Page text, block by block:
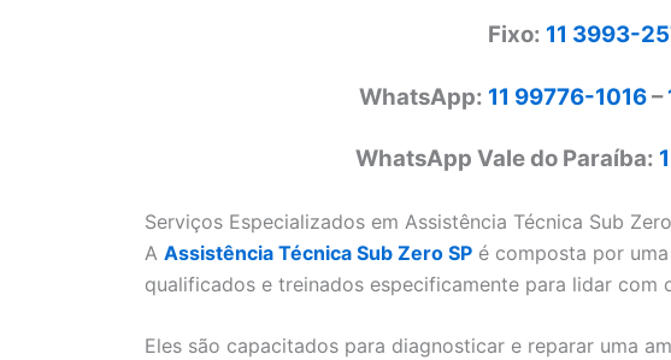
Fixo: 11 3993-
WhatsApp: 11 99776-1016–
WhatsApp Vale do Paraíba:
Serviços Especializados em Assistência Técnica Sub Zero
A Assistência Técnica Sub Zero SP é composta por
qualificados e treinados especificamente para lidar com
Eles são capacitados para diagnosticar e reparar uma